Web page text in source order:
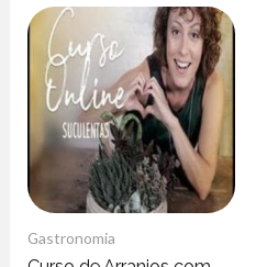
Gastronomia